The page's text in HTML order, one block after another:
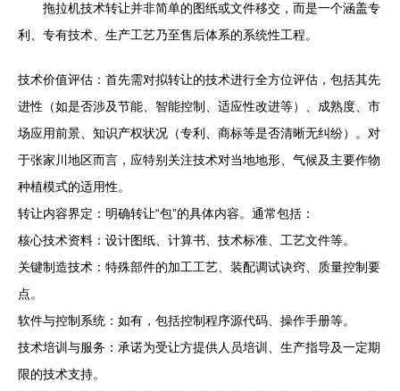
拖拉机技术转让并非简单的图纸或文件移交，而是一个涵盖专
利、专有技术、生产工艺乃至售后体系的系统性工程。
技术价值评估：首先需对拟转让的技术进行全方位评估，包括其先
进性（如是否涉及节能、智能控制、适应性改进等）、成熟度、市
场应用前景、知识产权状况（专利、商标等是否清晰无纠纷）。对
于张家川地区而言，应特别关注技术对当地地形、气候及主要作物
种植模式的适用性。
转让内容界定：明确转让“包”的具体内容。通常包括：
核心技术资料：设计图纸、计算书、技术标准、工艺文件等。
关键制造技术：特殊部件的加工工艺、装配调试诀窍、质量控制要
点。
软件与控制系统：如有，包括控制程序源代码、操作手册等。
技术培训与服务：承诺为受让方提供人员培训、生产指导及一定期
限的技术支持。